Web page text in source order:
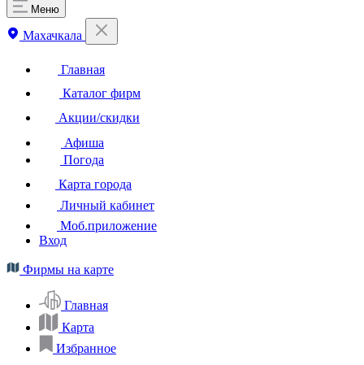
Меню
Махачкала
Главная
Каталог фирм
Акции/скидки
Афиша
Погода
Карта города
Личный кабинет
Моб.приложение
Вход
Фирмы на карте
Главная
Карта
Избранное